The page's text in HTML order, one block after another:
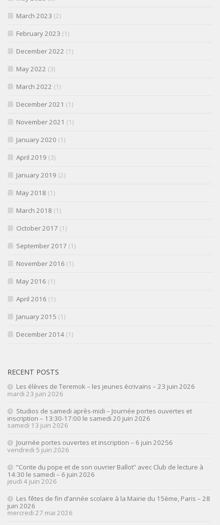
March 2023 (2)
February 2023 (1)
December 2022 (1)
May 2022 (3)
March 2022 (1)
December 2021 (1)
November 2021 (1)
January 2020 (1)
April 2019 (3)
January 2019 (2)
May 2018 (1)
March 2018 (1)
October 2017 (1)
September 2017 (1)
November 2016 (1)
May 2016 (1)
April 2016 (1)
January 2015 (1)
December 2014 (1)
RECENT POSTS
Les élèves de Teremok – les jeunes écrivains – 23 juin 2026
mardi 23 juin 2026
Studios de samedi après-midi – Journée portes ouvertes et
inscription – 13:30-17:00 le samedi 20 juin 2026
samedi 13 juin 2026
Journée portes ouvertes et inscription – 6 juin 20256
vendredi 5 juin 2026
”Conte du pope et de son ouvrier Ballot” avec Club de lecture à
14:30 le samedi – 6 juin 2026
jeudi 4 juin 2026
Les fêtes de fin d’année scolaire à la Mairie du 15ème, Paris – 28
juin 2026
mercredi 27 mai 2026